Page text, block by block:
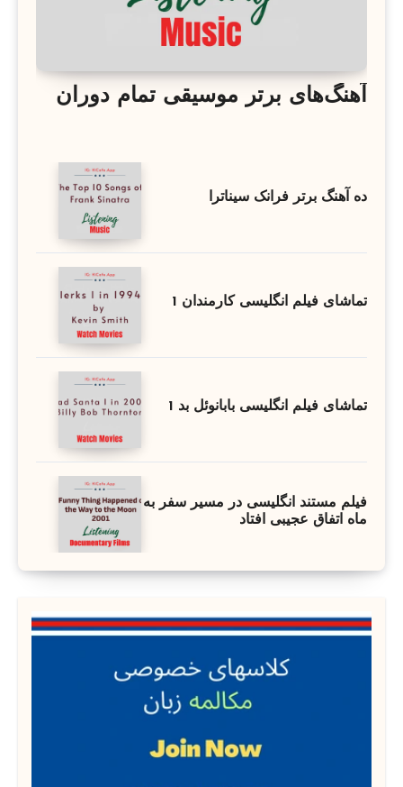
آهنگ‌های برتر موسیقی تمام دوران
ده آهنگ برتر فرانک سیناترا
تماشای فیلم انگلیسی کارمندان 1
تماشای فیلم انگلیسی بابانوئل بد 1
فیلم مستند انگلیسی در مسیر سفر به
ماه اتفاق عجیبی افتاد